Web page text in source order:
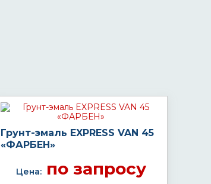
Грунт-эмаль EXPRESS VAN 45
«ФАРБЕН»
Цена:по запросу